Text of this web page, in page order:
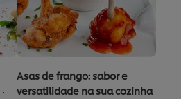
Asas de frango: sabor e
versatilidade na sua cozinha